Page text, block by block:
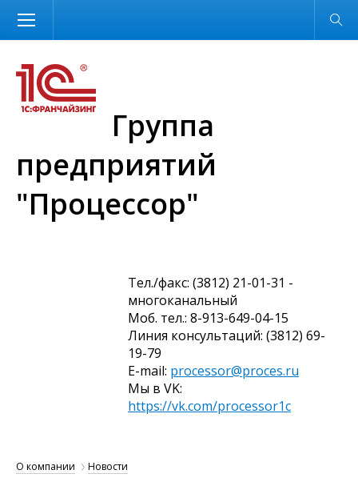
Размер шрифта Обычная версия
Группа
предприятий
"Процессор"
Тел./факс: (3812) 21-01-31 -
многоканальный
Моб. тел.: 8-913-649-04-15
Линия консультаций: (3812) 69-
19-79
E-mail: processor@proces.ru
Мы в VK:
https://vk.com/processor1c
О компании Новости